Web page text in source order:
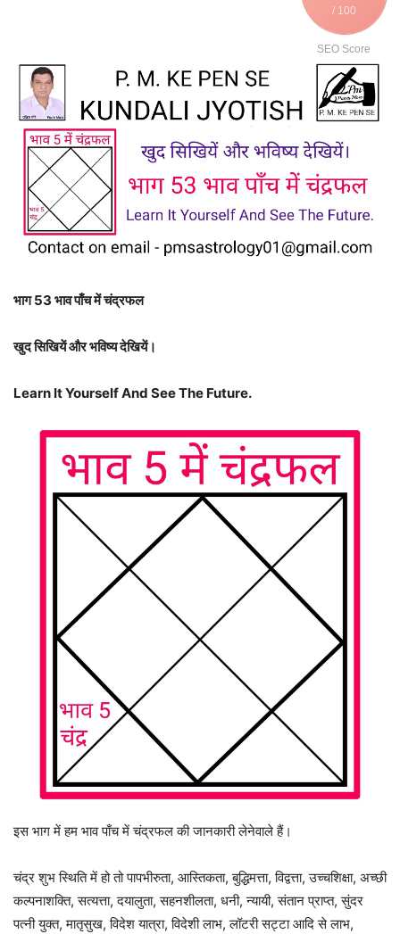
/ 100
SEO Score
भाग 53 भाव पाँच में चंद्रफल
खुद सिखियें और भविष्य देखियें।
Learn It Yourself And See The Future.
इस भाग में हम भाव पाँच में चंद्रफल की जानकारी लेनेवाले हैं।
चंद्र शुभ स्थिति में हो तो पापभीरुता, आस्तिकता, बुद्धिमत्ता, विद्वत्ता, उच्चशिक्षा, अच्छी
कल्पनाशक्ति, सत्यत्ता, दयालुता, सहनशीलता, धनी, न्यायी, संतान प्राप्त, सुंदर
पत्नी युक्त, मातृसुख, विदेश यात्रा, विदेशी लाभ, लॉटरी सट्टा आदि से लाभ,